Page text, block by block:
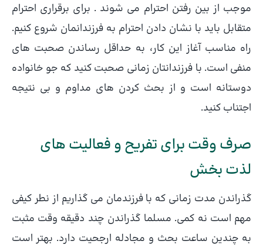
موجب از بین رفتن احترام می شوند . برای برقراری احترام
متقابل باید با نشان دادن احترام به فرزندانمان شروع کنیم.
راه مناسب آغاز این کار، به حداقل رساندن صحبت های
منفی است. با فرزندانتان زمانی صحبت کنید که جو خانواده
دوستانه است و از بحث کردن های مداوم و بی نتیجه
اجتناب کنید.
صرف وقت برای تفریح و فعالیت های
لذت بخش
گذراندن مدت زمانی که با فرزندمان می گذاریم از نطر کیفی
مهم است نه کمی. مسلما گذراندن چند دقیقه وقت مثبت
به چندین ساعت بحث و مجادله ارجحیت دارد. بهتر است